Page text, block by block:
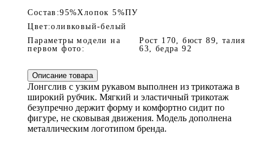
Состав:95%Хлопок 5%ПУ
Цвет:оливковый-белый
Параметры модели на
первом фото:
Рост 170, бюст 89, талия
63, бедра 92
Описание товара
Лонгслив с узким рукавом выполнен из трикотажа в
широкий рубчик. Мягкий и эластичный трикотаж
безупречно держит форму и комфортно сидит по
фигуре, не сковывая движения. Модель дополнена
металлическим логотипом бренда.